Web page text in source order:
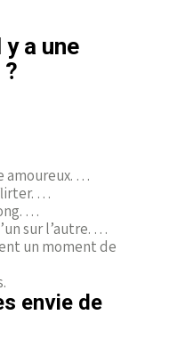
a une
amoureux. …
…
…
sur l’autre. …
un moment de
envie de